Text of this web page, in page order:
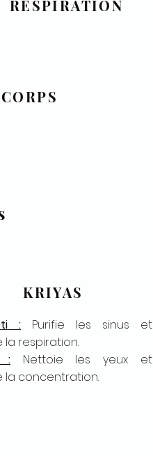
CORPS
RESPIRATION
KRIYAS
: Purifie les sinus et
la respiration.
:Nettoie les yeux et
la concentration.